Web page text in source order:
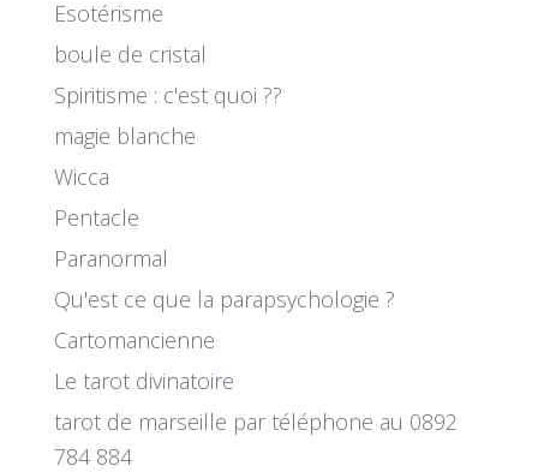
Esotérisme
boule de cristal
Spiritisme : c'est quoi ??
magie blanche
Wicca
Pentacle
Paranormal
Qu'est ce que la parapsychologie ?
Cartomancienne
Le tarot divinatoire
tarot de marseille par téléphone au 0892
784 884